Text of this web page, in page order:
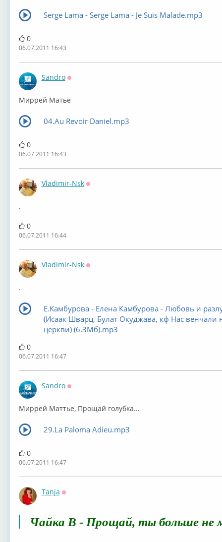
Serge Lama - Serge Lama - Je Suis Malade.mp3
0
06.07.2011 16:43
Sandro
Миррей Матье
04.Au Revoir Daniel.mp3
0
06.07.2011 16:43
Vladimir-Nsk
.
0
06.07.2011 16:44
Vladimir-Nsk
.
Е.Камбурова - Елена Камбурова - Любовь и
(Исаак Шварц, Булат Окуджава, кф Нас венчали
церкви) (6.3Мб).mp3
0
06.07.2011 16:47
Sandro
Миррей Маттье, Прощай голубка...
29.La Paloma Adieu.mp3
0
06.07.2011 16:47
Tanja
Чайка В - Прощай, ты больше не